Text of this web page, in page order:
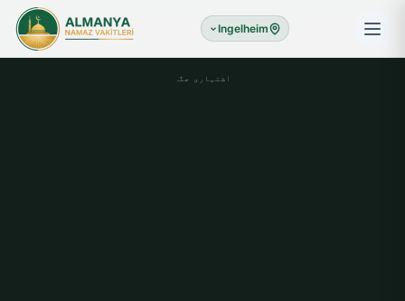
Ingelheim
اشتہاری جگہ